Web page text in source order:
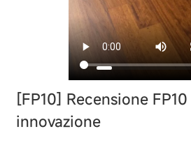
[FP10] Recensione
innovazione